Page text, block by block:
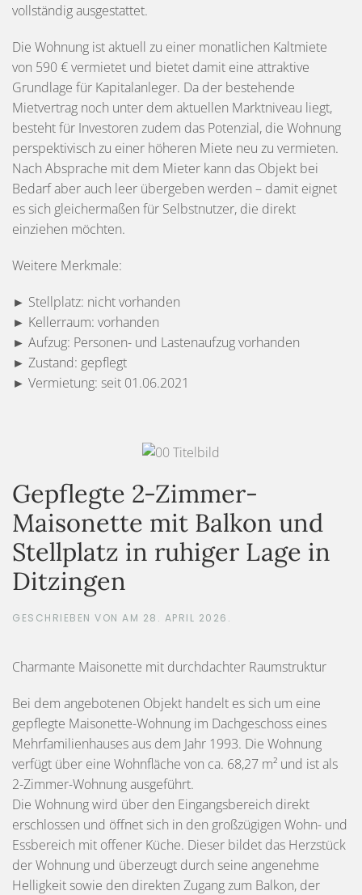
vollständig ausgestattet.
Die Wohnung ist aktuell zu einer monatlichen Kaltmiete
von 590 € vermietet und bietet damit eine attraktive
Grundlage für Kapitalanleger. Da der bestehende
Mietvertrag noch unter dem aktuellen Marktniveau liegt,
besteht für Investoren zudem das Potenzial, die Wohnung
perspektivisch zu einer höheren Miete neu zu vermieten.
Nach Absprache mit dem Mieter kann das Objekt bei
Bedarf aber auch leer übergeben werden – damit eignet
es sich gleichermaßen für Selbstnutzer, die direkt
einziehen möchten.
Weitere Merkmale:
► Stellplatz: nicht vorhanden
► Kellerraum: vorhanden
► Aufzug: Personen- und Lastenaufzug vorhanden
► Zustand: gepflegt
► Vermietung: seit 01.06.2021
Gepflegte 2-Zimmer-
Maisonette mit Balkon und
Stellplatz in ruhiger Lage in
Ditzingen
GESCHRIEBEN VON AM 28. APRIL 2026 .
Charmante Maisonette mit durchdachter Raumstruktur
Bei dem angebotenen Objekt handelt es sich um eine
gepflegte Maisonette-Wohnung im Dachgeschoss eines
Mehrfamilienhauses aus dem Jahr 1993. Die Wohnung
verfügt über eine Wohnfläche von ca. 68,27 m² und ist als
2-Zimmer-Wohnung ausgeführt.
Die Wohnung wird über den Eingangsbereich direkt
erschlossen und öffnet sich in den großzügigen Wohn- und
Essbereich mit offener Küche. Dieser bildet das Herzstück
der Wohnung und überzeugt durch seine angenehme
Helligkeit sowie den direkten Zugang zum Balkon, der